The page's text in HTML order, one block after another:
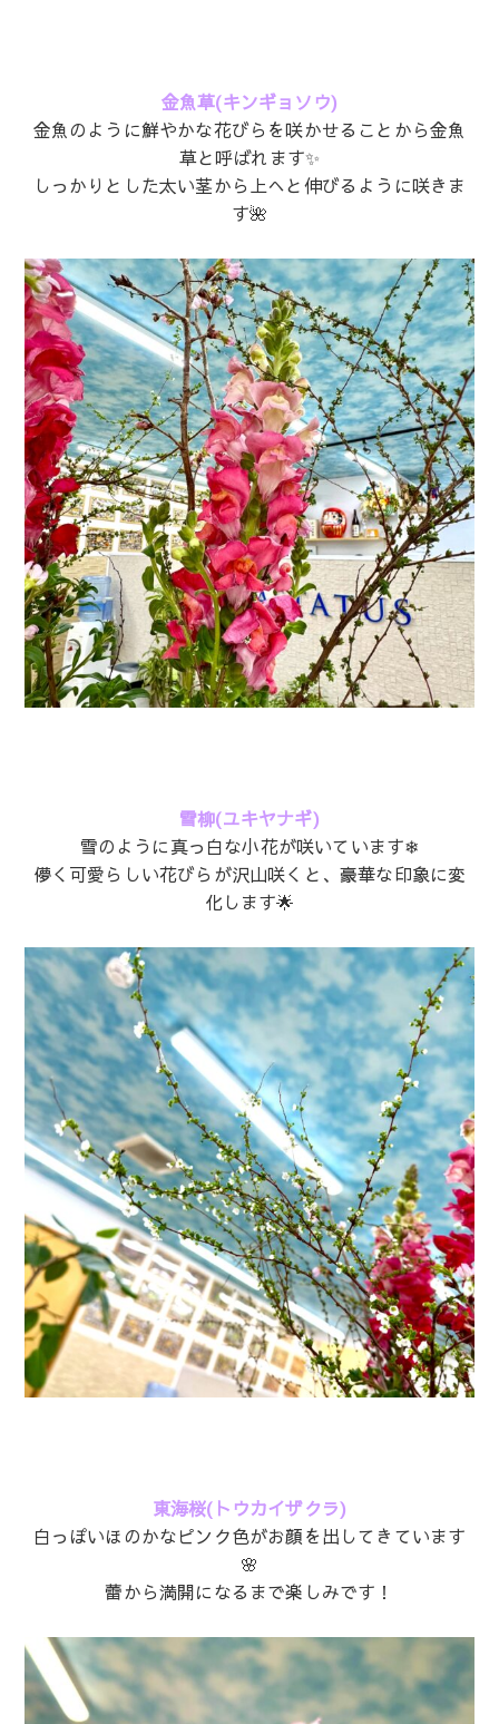
金魚草(キンギョソウ)
金魚のように鮮やかな花びらを咲かせることから金魚
草と呼ばれます✨
しっかりとした太い茎から上へと伸びるように咲きま
す🌺
雪柳(ユキヤナギ)
雪のように真っ白な小花が咲いています❄
儚く可愛らしい花びらが沢山咲くと、豪華な印象に変
化します🌟
東海桜(トウカイザクラ)
白っぽいほのかなピンク色がお顔を出してきています
🌸
蕾から満開になるまで楽しみです！